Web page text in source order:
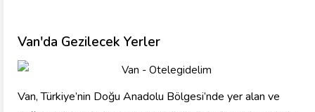
Van'da Gezilecek Yerler
Van, Türkiye’nin Doğu Anadolu Bölgesi’nde yer alan ve